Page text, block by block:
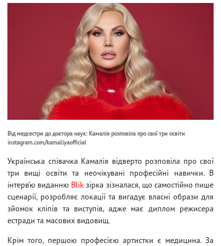
Від медсестри до доктора наук: Камалія розповіла про свої три освіти
instagram.com/kamaliyaofficial
Українська співачка Камалія відверто розповіла про свої
три вищі освіти та неочікувані професійні навички. В
інтерв’ю виданню Blik зірка зізналася, що самостійно пише
сценарії, розробляє локації та вигадує власні образи для
зйомок кліпів та виступів, адже має диплом режисера
естради та масових видовищ.
Крім того, першою професією артистки є медицина. За